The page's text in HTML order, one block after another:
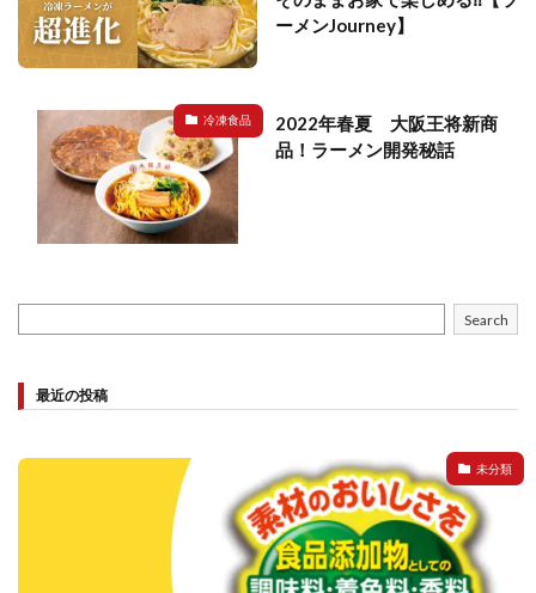
ーメンJourney】
冷凍食品
2022年春夏 大阪王将新商
品！ラーメン開発秘話
Search
最近の投稿
未分類